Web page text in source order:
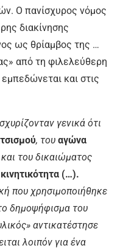
Ο πανίσχυρος νόμος
διακίνησης
ως θρίαμβος της …
από τη φιλελεύθερη
και στις
γενικά ότι
, του αγώνα
και του δικαιώματος
(…).
που χρησιμοποιήθηκε
δημοψήφισμα του
αντικατέστησε
λοιπόν για ένα